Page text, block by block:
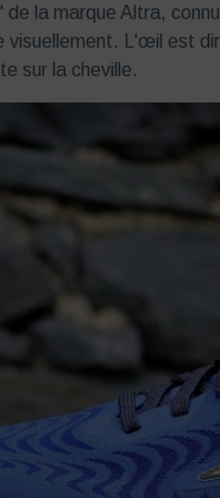
de la marque Altra,
visuellement. L'œil est
sur la cheville.